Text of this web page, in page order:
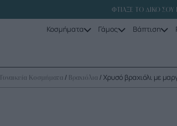
ΦΤΙΑΞΕ ΤΟ ΔΙΚΟ
Κοσμήματα Γάμος Βάπτιση
Γυναικεία Κοσμήματα / Βραχιόλια / Χρυσό βραχιόλι με